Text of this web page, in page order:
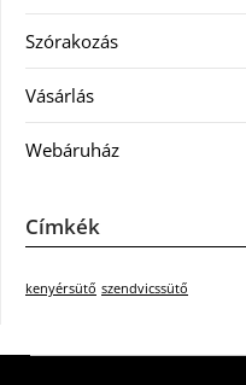
Szórakozás
Vásárlás
Webáruház
Címkék
kenyérsütő szendvicssütő